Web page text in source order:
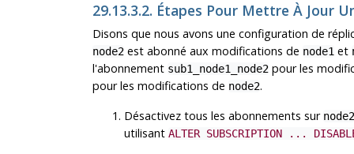
29.13.3.2. Étapes Pour Mettre À Jour
Disons que nous avons une configuration de
node2est abonné aux modifications de node1et
l'abonnement sub1_node1_node2pour les
pour les modifications de node2.
Désactivez tous les abonnements sur node2
utilisant ALTER SUBSCRIPTION ...